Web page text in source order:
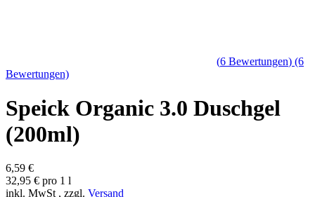
(6 Bewertungen) (6
Bewertungen)
Speick Organic 3.0 Duschgel
(200ml)
6,59 €
32,95 € pro 1 l
inkl. MwSt , zzgl. Versand